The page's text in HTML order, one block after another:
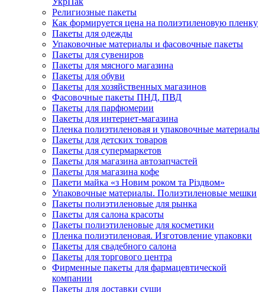
Религиозные пакеты
Как формируется цена на полиэтиленовую пленку
Пакеты для одежды
Упаковочные материалы и фасовочные пакеты
Пакеты для сувениров
Пакеты для мясного магазина
Пакеты для обуви
Пакеты для хозяйственных магазинов
Фасовочные пакеты ПНД, ПВД
Пакеты для парфюмерии
Пакеты для интернет-магазина
Пленка полиэтиленовая и упаковочные материалы
Пакеты для детских товаров
Пакеты для супермаркетов
Пакеты для магазина автозапчастей
Пакеты для магазина кофе
Пакети майка «з Новим роком та Різдвом»
Упаковочные материалы. Полиэтиленовые мешки
Пакеты полиэтиленовые для рынка
Пакеты для салона красоты
Пакеты полиэтиленовые для косметики
Пленка полиэтиленовая. Изготовление упаковки
Пакеты для свадебного салона
Пакеты для торгового центра
Фирменные пакеты для фармацевтической
компании
Пакеты для доставки суши